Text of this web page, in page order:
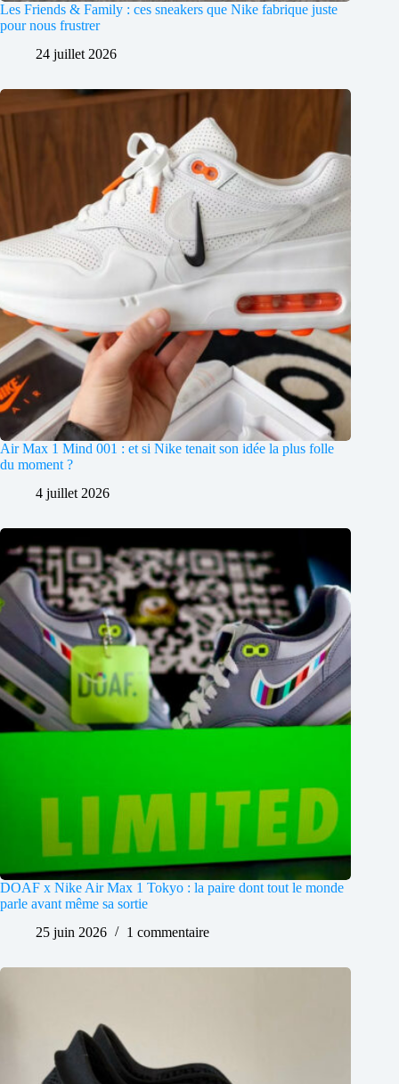
Les Friends & Family : ces sneakers que Nike fabrique juste
pour nous frustrer
24 juillet 2026
Air Max 1 Mind 001 : et si Nike tenait son idée la plus folle
du moment ?
4 juillet 2026
DOAF x Nike Air Max 1 Tokyo : la paire dont tout le monde
parle avant même sa sortie
25 juin 2026
1 commentaire